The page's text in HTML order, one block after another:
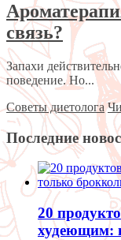
связь?
Запахи
поведение. Но...
Советы диетолога
Последние
20
худеющим: